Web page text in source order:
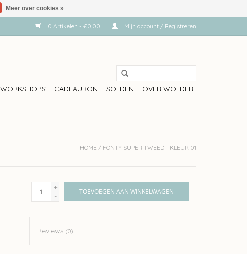
0 Artikelen - €0,00 Mijn account / Registreren
WORKSHOPS CADEAUBON SOLDEN OVER WOLDER
HOME / FONTY SUPER TWEED - KLEUR 01
+
-
TOEVOEGEN AAN WINKELWAGEN
Reviews(0)
Meer over cookies »